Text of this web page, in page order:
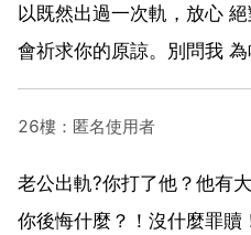
以既然出過一次軌，放心
會祈求你的原諒。別問我 為
26樓：匿名使用者
老公出軌?你打了他？他有
你後悔什麼？！沒什麼罪贖